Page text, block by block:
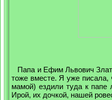
Папа и Ефим Львович
тоже вместе. Я уже
мамой) ездили туда к
Ирой, их дочкой, нашей